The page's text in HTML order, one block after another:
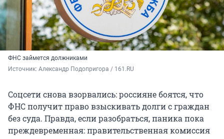
ФНС займется должниками
Источник: Александр Подопригора / 161.RU
Соцсети снова взорвались: россияне боятся, что
ФНС получит право взыскивать долги с граждан
без суда. Правда, если разобраться, паника пока
преждевременная: правительственная комиссия